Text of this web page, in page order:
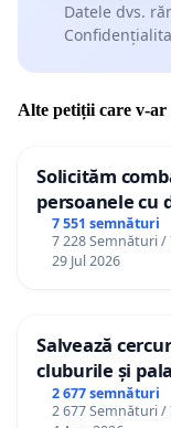
Datele dvs.
Alte petiții care v-ar
Solicităm
persoanele cu
7 551 semnături
7 228 Semnături /
29 Jul 2026
Salvează
cluburile și
2 677 semnături
2 677 Semnături /